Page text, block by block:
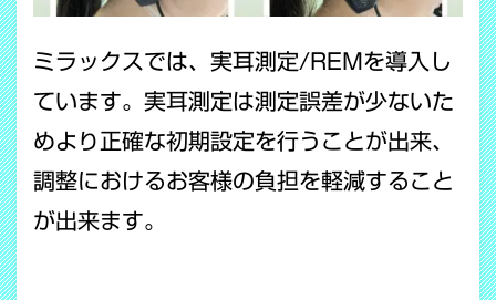
ミラックスでは、実耳測定/REMを導入し
ています。実耳測定は測定誤差が少ないた
めより正確な初期設定を行うことが出来、
調整におけるお客様の負担を軽減すること
が出来ます。